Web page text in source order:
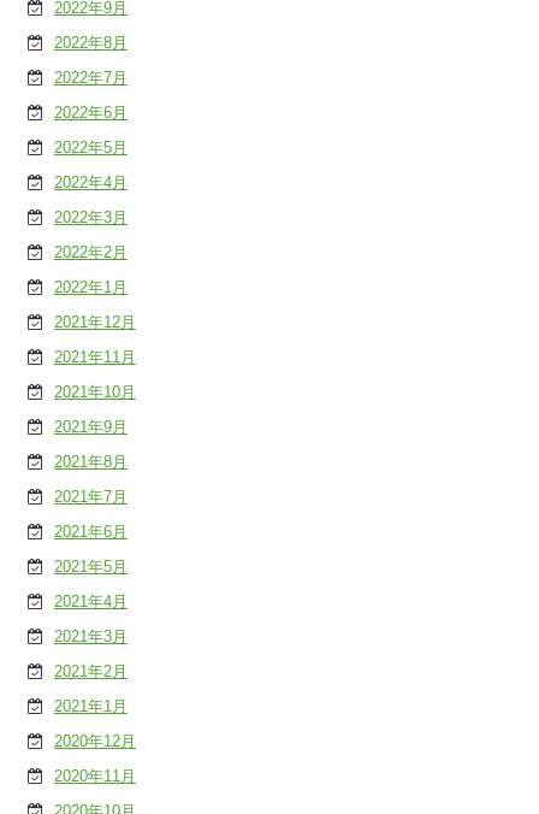
2022年9月
2022年8月
2022年7月
2022年6月
2022年5月
2022年4月
2022年3月
2022年2月
2022年1月
2021年12月
2021年11月
2021年10月
2021年9月
2021年8月
2021年7月
2021年6月
2021年5月
2021年4月
2021年3月
2021年2月
2021年1月
2020年12月
2020年11月